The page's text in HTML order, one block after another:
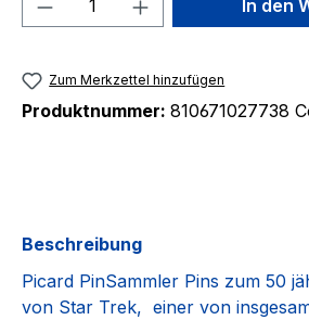
In den
Zum Merkzettel hinzufügen
Produktnummer: 810671027738
Beschreibung
Picard PinSammler Pins zum 50
von Star Trek, einer von